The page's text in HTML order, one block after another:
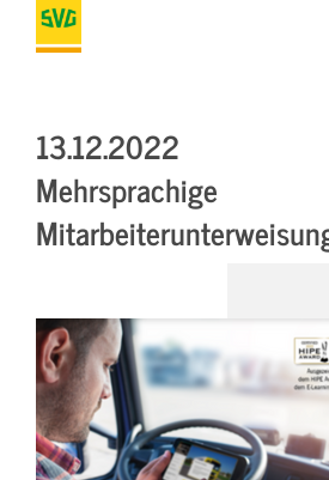
13.12.2022
Mehrsprachige